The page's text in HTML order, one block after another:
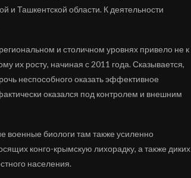
и Ташкентской области. К деятельности
и столичном уровнях привело не к
их росту, начиная с 2011 года. Сказывается,
неспособного оказать эффективное
оказался под контролем и внешним
военные биологи там также усиленно
конго-крымскую лихорадку, а также диких
населения.